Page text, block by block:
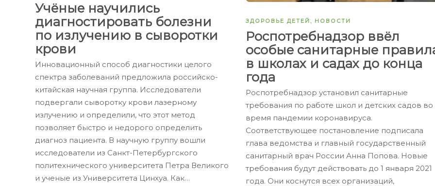
Учёные научились
диагностировать болезни
по излучению в сыворотки
крови
Инновационный способ диагностики целого
спектра заболеваний предложила российско-
китайская научная группа. Исследователи
подвергали сыворотку крови лазерному
излучению и определили, что этот метод
позволяет быстро и недорого определить
диагноз пациента. В научную группу вошли
исследователи из Санкт-Петербургского
политехнического университета Петра Великого
и ученые из Университета Цинхуа. Как…
ЗДОРОВЬЕ ДЕТЕЙ , НОВОСТИ
Роспотребнадзор ввёл
особые санитарные
в школах и садах до конца
года
Роспотребнадзор установил санитарные
требования по работе школ и детских садов во
время пандемии коронавируса.
Соответствующее постановление подписала
глава ведомства и главный государственный
санитарный врач России Анна Попова. Новые
требования будут действовать до 1 января 2021
года. Они коснутся всех организаций,